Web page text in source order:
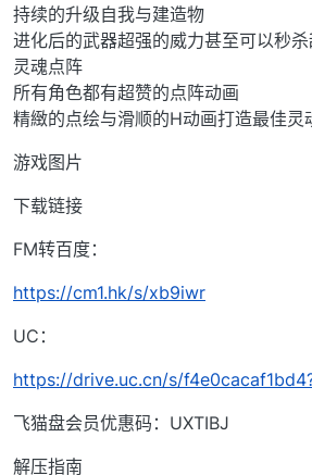
持续的升级自我与建造物
进化后的武器超强的威力甚至可以秒杀
灵魂点阵
所有角色都有超赞的点阵动画
精緻的点绘与滑顺的H动画打造最佳灵
游戏图片
下载链接
FM转百度：
https://cm1.hk/s/xb9iwr
UC：
https://drive.uc.cn/s/
飞猫盘会员优惠码：UXTIBJ
解压指南